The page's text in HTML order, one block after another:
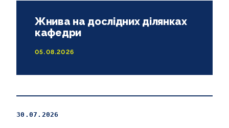
Жнива на дослідних ділянках
кафедри
05.08.2026
30.07.2026